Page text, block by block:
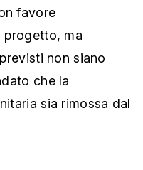
favore
progetto, ma
non siano
che la
sia rimossa dal